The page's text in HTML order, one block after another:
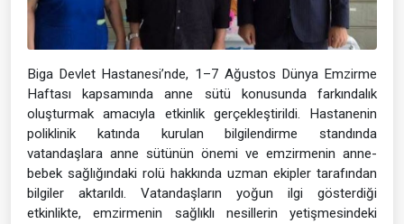
Biga Devlet Hastanesi’nde, 1–7 Ağustos Dünya Emzirme
Haftası kapsamında anne sütü konusunda farkındalık
oluşturmak amacıyla etkinlik gerçekleştirildi. Hastanenin
poliklinik katında kurulan bilgilendirme standında
vatandaşlara anne sütünün önemi ve emzirmenin anne-
bebek sağlığındaki rolü hakkında uzman ekipler tarafından
bilgiler aktarıldı. Vatandaşların yoğun ilgi gösterdiği
etkinlikte, emzirmenin sağlıklı nesillerin yetişmesindeki